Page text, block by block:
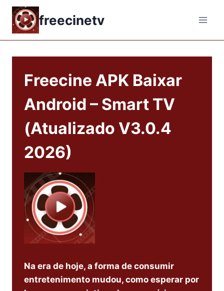
Skip
content
freecinetv
Freecine APK Baixar
Android – Smart TV
(Atualizado V3.0.4
2026)
Na era de hoje, a forma de consumir
entretenimento mudou, como esperar por